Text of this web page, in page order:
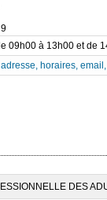
09h00 à 13h00 et de
horaires,
DES